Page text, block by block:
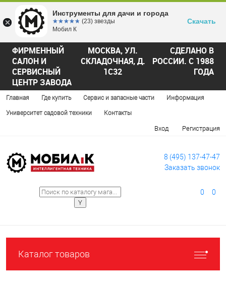
ФИРМЕННЫЙ
САЛОН И
СЕРВИСНЫЙ
ЦЕНТР ЗАВОДА
МОСКВА, УЛ.
СКЛАДОЧНАЯ, Д.
1С32
СДЕЛАНО В
РОССИИ. С 1988
ГОДА
Главная Где купить Сервис и запасные части Информация
Университет садовой техники Контакты
Вход Регистрация
8 (495) 137-47-47
Заказать звонок
0 0
Каталог товаров
Инструменты для дачи и города
☆☆☆☆☆
★★★★★ (23) звезды
Мобил К
Скачать